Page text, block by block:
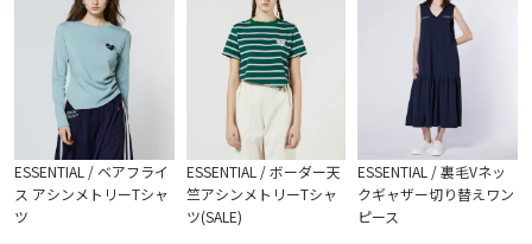
ESSENTIAL / ベアフライ
ス アシンメトリーTシャ
ツ
ESSENTIAL / ボーダー天
竺アシンメトリーTシャ
ツ(SALE)
ESSENTIAL / 裏毛Vネッ
クギャザー切り替えワン
ピース